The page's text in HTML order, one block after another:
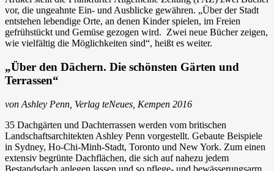
vor, die ungeahnte Ein- und Ausblicke gewähren. „Über der Stadt
entstehen lebendige Orte, an denen Kinder spielen, im Freien
gefrühstückt und Gemüse gezogen wird. Zwei neue Bücher zeigen,
wie vielfältig die Möglichkeiten sind“, heißt es weiter.
„Über den Dächern. Die schönsten Gärten und
Terrassen“
von Ashley Penn, Verlag teNeues, Kempen 2016
35 Dachgärten und Dachterrassen werden vom britischen
Landschaftsarchitekten Ashley Penn vorgestellt. Gebaute Beispiele
in Sydney, Ho-Chi-Minh-Stadt, Toronto und New York. Zum einen
extensiv begrünte Dachflächen, die sich auf nahezu jedem
Bestandsdach anlegen lassen und so pflege- und bewässerungsarm